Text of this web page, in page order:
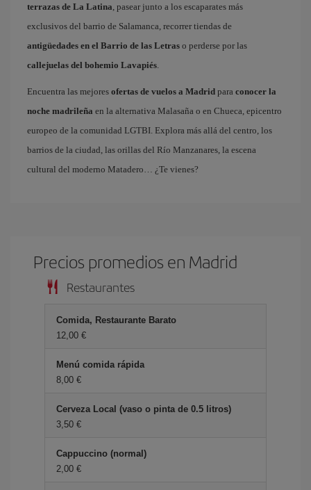
terrazas de La Latina, pasear junto a los escaparates más
exclusivos del barrio de Salamanca, recorrer tiendas de
antigüedades en el Barrio de las Letras o perderse por las
callejuelas del bohemio Lavapiés.
Encuentra las mejores ofertas de vuelos a Madrid para conocer la
noche madrileña en la alternativa Malasaña o en Chueca, epicentro
europeo de la comunidad LGTBI. Explora más allá del centro, los
barrios de la ciudad, las orillas del Río Manzanares, la escena
cultural del moderno Matadero… ¿Te vienes?
Precios promedios en Madrid
Restaurantes
Comida, Restaurante Barato
12,00 €
Menú comida rápida
8,00 €
Cerveza Local (vaso o pinta de 0.5 litros)
3,50 €
Cappuccino (normal)
2,00 €